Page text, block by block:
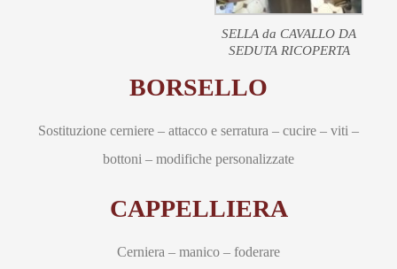
SELLA da CAVALLO DA
SEDUTA RICOPERTA
BORSELLO
Sostituzione cerniere – attacco e serratura – cucire – viti –
bottoni – modifiche personalizzate
CAPPELLIERA
Cerniera – manico – foderare